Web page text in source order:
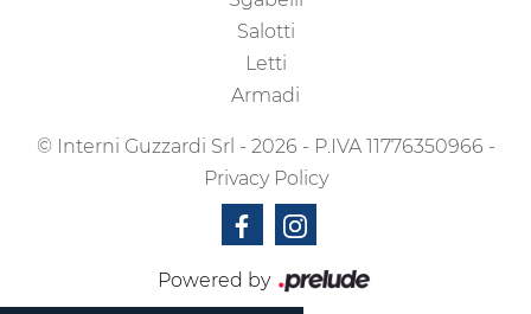
Salotti
Letti
Armadi
© Interni Guzzardi Srl - 2026 - P.IVA 11776350966 -
Privacy Policy
Powered by